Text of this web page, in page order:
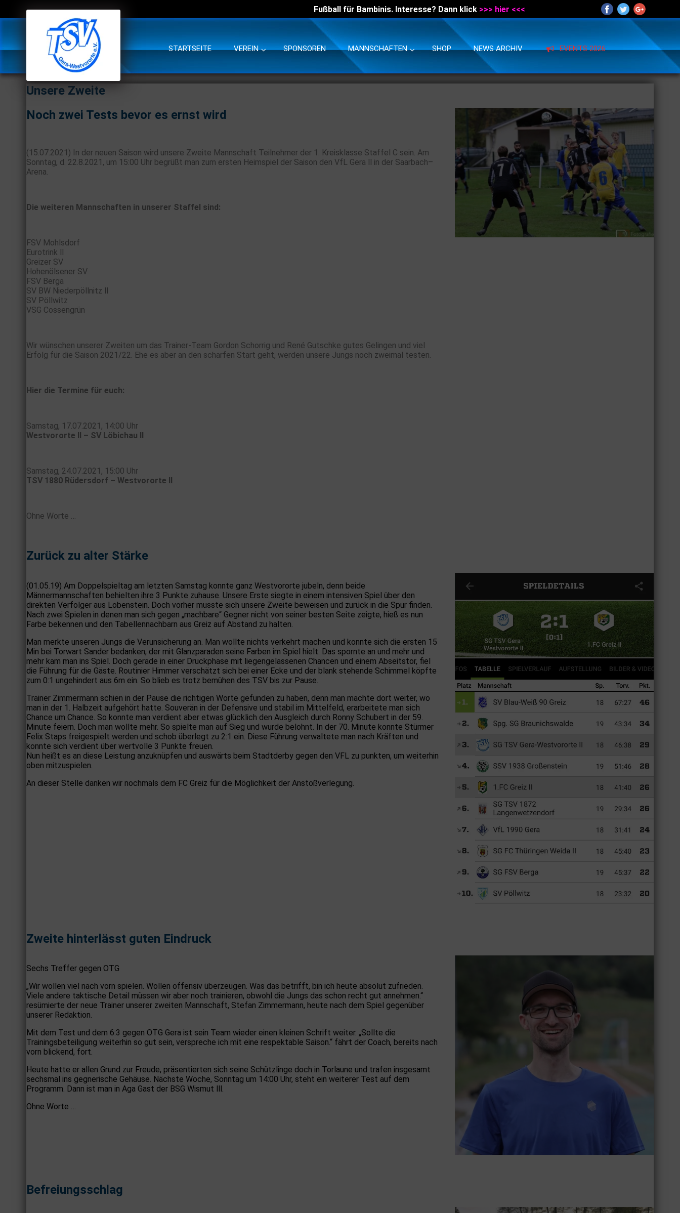
Fußball für Bambinis. Interesse? Dann klick >>> hier <<<
STARTSEITE VEREIN SPONSOREN MANNSCHAFTEN SHOP NEWS ARCHIV EVENTS 2026
Unsere Zweite
Noch zwei Tests bevor es ernst wird
(15.07.2021) In der neuen Saison wird unsere Zweite Mannschaft Teilnehmer der 1. Kreisklasse Staffel C sein. Am
Sonntag, d. 22.8.2021, um 15:00 Uhr begrüßt man zum ersten Heimspiel der Saison den VfL Gera ll in der Saarbach–
Arena.
Die weiteren Mannschaften in unserer Staffel sind:
FSV Mohlsdorf
Eurotrink ll
Greizer SV
Hohenölsener SV
FSV Berga
SV BW Niederpöllnitz ll
SV Pöllwitz
VSG Cossengrün
Wir wünschen unserer Zweiten um das Trainer-Team Gordon Schorrig und René Gutschke gutes Gelingen und viel
Erfolg für die Saison 2021/22. Ehe es aber an den scharfen Start geht, werden unsere Jungs noch zweimal testen.
Hier die Termine für euch:
Samstag, 17.07.2021, 14:00 Uhr
Westvororte ll – SV Löbichau ll
Samstag, 24.07.2021, 15:00 Uhr
TSV 1880 Rüdersdorf – Westvororte ll
Ohne Worte …
Zurück zu alter Stärke
(01.05.19) Am Doppelspieltag am letzten Samstag konnte ganz Westvororte jubeln, denn beide
Männermannschaften behielten ihre 3 Punkte zuhause. Unsere Erste siegte in einem intensiven Spiel über den
direkten Verfolger aus Lobenstein. Doch vorher musste sich unsere Zweite beweisen und zurück in die Spur finden.
Nach zwei Spielen in denen man sich gegen „machbare“ Gegner nicht von seiner besten Seite zeigte, hieß es nun
Farbe bekennen und den Tabellennachbarn aus Greiz auf Abstand zu halten.
Man merkte unseren Jungs die Verunsicherung an. Man wollte nichts verkehrt machen und konnte sich die ersten 15
Min bei Torwart Sander bedanken, der mit Glanzparaden seine Farben im Spiel hielt. Das spornte an und mehr und
mehr kam man ins Spiel. Doch gerade in einer Druckphase mit liegengelassenen Chancen und einem Abseitstor, fiel
die Führung für die Gäste. Routinier Himmer verschätzt sich bei einer Ecke und der blank stehende Schimmel köpfte
zum 0:1 ungehindert aus 6m ein. So blieb es trotz bemühen des TSV bis zur Pause.
Trainer Zimmermann schien in der Pause die richtigen Worte gefunden zu haben, denn man machte dort weiter, wo
man in der 1. Halbzeit aufgehört hatte. Souverän in der Defensive und stabil im Mittelfeld, erarbeitete man sich
Chance um Chance. So konnte man verdient aber etwas glücklich den Ausgleich durch Ronny Schubert in der 59.
Minute feiern. Doch man wollte mehr. So spielte man auf Sieg und wurde belohnt. In der 70. Minute konnte Stürmer
Felix Staps freigespielt werden und schob überlegt zu 2:1 ein. Diese Führung verwaltete man nach Kräften und
konnte sich verdient über wertvolle 3 Punkte freuen.
Nun heißt es an diese Leistung anzuknüpfen und auswärts beim Stadtderby gegen den VFL zu punkten, um weiterhin
oben mitzuspielen.
An dieser Stelle danken wir nochmals dem FC Greiz für die Möglichkeit der Anstoßverlegung.
Zweite hinterlässt guten Eindruck
Sechs Treffer gegen OTG
„Wir wollen viel nach vorn spielen. Wollen offensiv überzeugen. Was das betrifft, bin ich heute absolut zufrieden.
Viele andere taktische Detail müssen wir aber noch trainieren, obwohl die Jungs das schon recht gut annehmen.“
resümierte der neue Trainer unserer zweiten Mannschaft, Stefan Zimmermann, heute nach dem Spiel gegenüber
unserer Redaktion.
Mit dem Test und dem 6:3 gegen OTG Gera ist sein Team wieder einen kleinen Schrift weiter. „Sollte die
Trainingsbeteiligung weiterhin so gut sein, verspreche ich mit eine respektable Saison.“ fährt der Coach, bereits nach
vorn blickend, fort.
Heute hatte er allen Grund zur Freude, präsentierten sich seine Schützlinge doch in Torlaune und trafen insgesamt
sechsmal ins gegnerische Gehäuse. Nächste Woche, Sonntag um 14:00 Uhr, steht ein weiterer Test auf dem
Programm. Dann ist man in Aga Gast der BSG Wismut lll.
Ohne Worte …
Befreiungsschlag